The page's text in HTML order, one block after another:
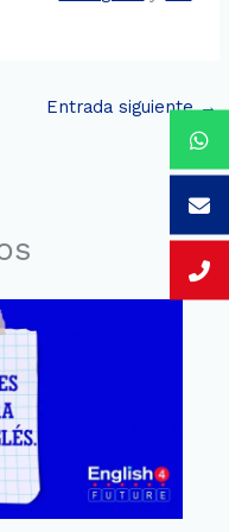
Entrada siguiente→